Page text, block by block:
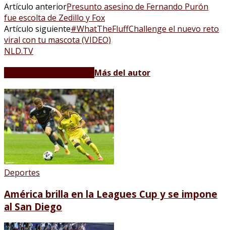
Artículo anteriorPresunto asesino de Fernando Purón
fue escolta de Zedillo y Fox
Artículo siguiente#WhatTheFluffChallenge el nuevo reto
viral con tu mascota (VIDEO)
NLD.TV
Más del autor
Deportes
América brilla en la Leagues Cup y se impone
al San Diego